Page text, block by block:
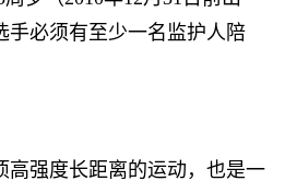
手必须有至少一名监护人陪
高强度长距离的运动，也是一